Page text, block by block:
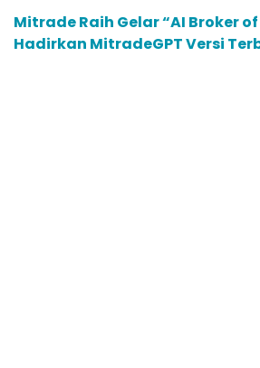
Mitrade Raih Gelar “AI Broker
Hadirkan MitradeGPT Versi